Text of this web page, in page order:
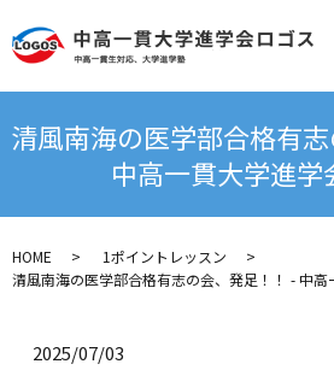
清風南海の医学部合格有
中高一貫大学進学
HOME
1ポイントレッスン
清風南海の医学部合格有志の会、発足！！ - 中高
2025/07/03